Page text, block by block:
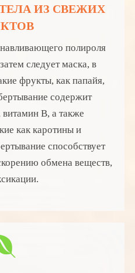
ИЗ СВЕЖИХ
полироля
следует маска, в
фрукты, как папайя,
содержит
В, а также
как каротины и
способствует
обмена веществ,